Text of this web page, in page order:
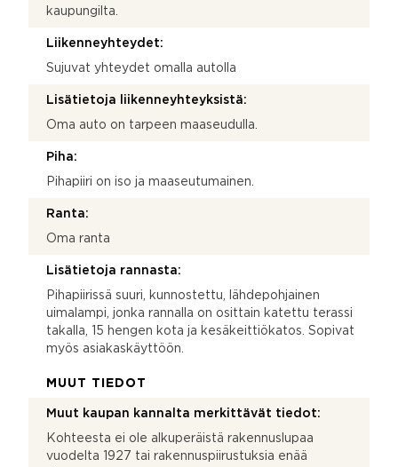
kaupungilta.
Liikenneyhteydet:
Sujuvat yhteydet omalla autolla
Lisätietoja liikenneyhteyksistä:
Oma auto on tarpeen maaseudulla.
Piha:
Pihapiiri on iso ja maaseutumainen.
Ranta:
Oma ranta
Lisätietoja rannasta:
Pihapiirissä suuri, kunnostettu, lähdepohjainen
uimalampi, jonka rannalla on osittain katettu terassi
takalla, 15 hengen kota ja kesäkeittiökatos. Sopivat
myös asiakaskäyttöön.
MUUT TIEDOT
Muut kaupan kannalta merkittävät tiedot:
Kohteesta ei ole alkuperäistä rakennuslupaa
vuodelta 1927 tai rakennuspiirustuksia enää